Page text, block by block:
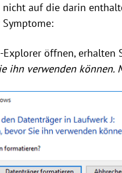
auf die darin
öffnen, erhalten
ihn verwenden können.